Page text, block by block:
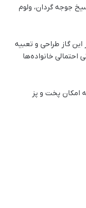
جوجه گردان، ولوم
گاز طراحی و تعبیه
احتمالی خانواده‌ها
امکان پخت و پز